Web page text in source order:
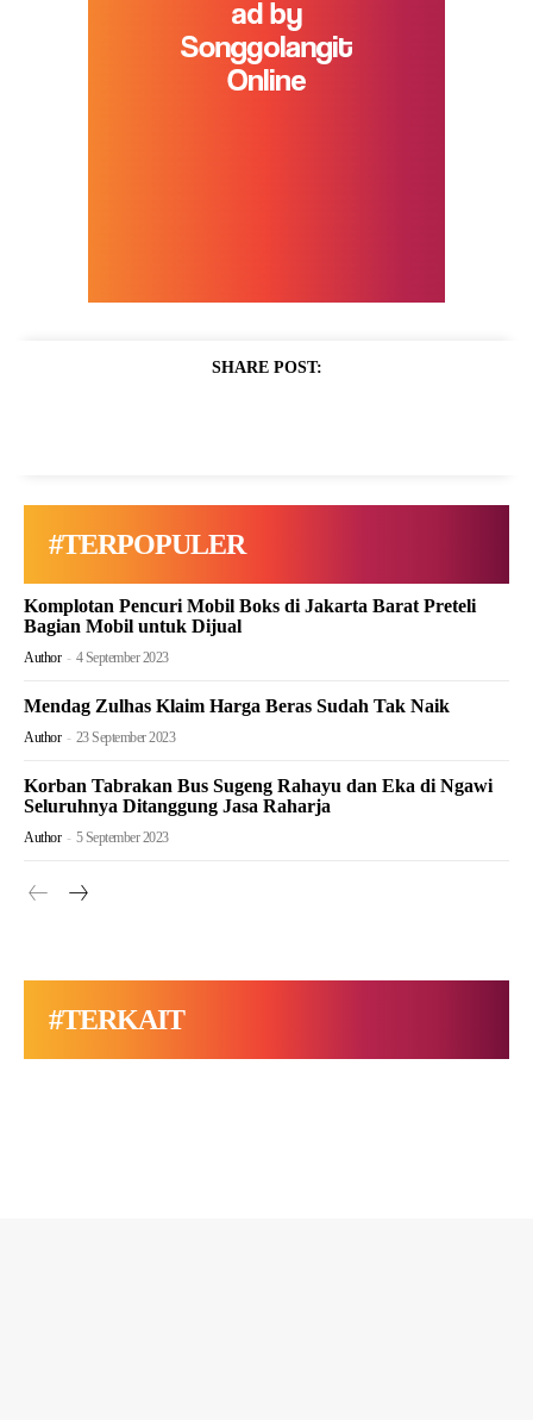
SHARE POST:
#TERPOPULER
Komplotan Pencuri Mobil Boks di Jakarta Barat Preteli
Bagian Mobil untuk Dijual
Author - 4 September 2023
Mendag Zulhas Klaim Harga Beras Sudah Tak Naik
Author - 23 September 2023
Korban Tabrakan Bus Sugeng Rahayu dan Eka di Ngawi
Seluruhnya Ditanggung Jasa Raharja
Author - 5 September 2023
#TERKAIT